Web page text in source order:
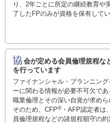
り、2年ごとに所定の継続教育や
了したFPのみが資格を保有してい
協会が定める会員倫理規程な
を行っています
ファイナンシャル・プランニン
ーに関わる情報が必要不可欠で
職業倫理とその深い自覚が求めら
そのため、CFP® ・AFP認定者は
員倫理規程などの諸規程順守の